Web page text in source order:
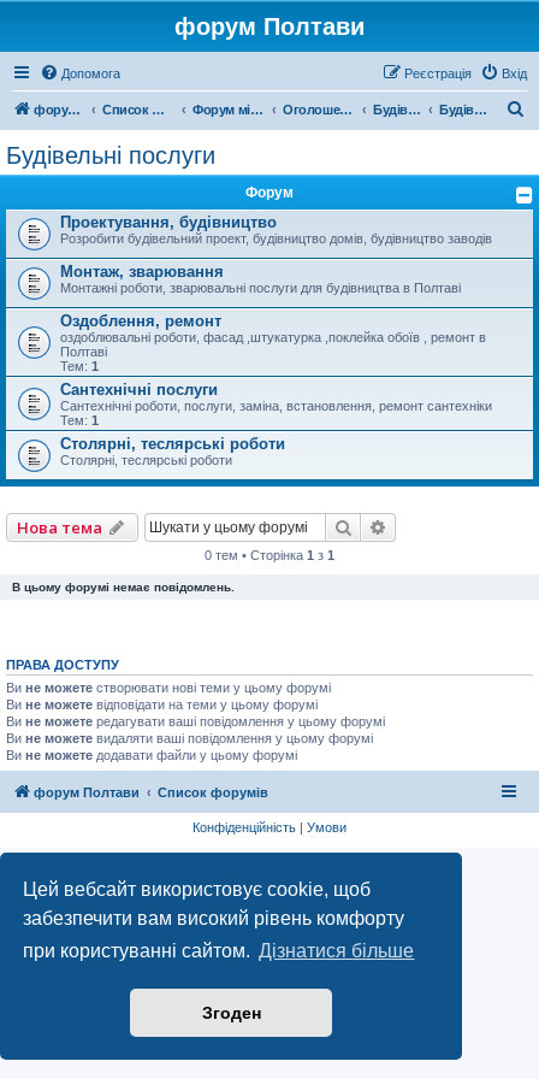
Цей вебсайт використовує cookie, щоб
забезпечити вам високий рівень комфорту
при користуванні сайтом. Дізнатися більше
Згоден
форум Полтави
Допомога Вхід
Реєстрація
форум Полтави Список форумів Форум міста Полтава Оголошення міста Полтава Будівництво Будівельні послуги
у
Будівельні послуги
Форум
Проектування, будівництво
Розробити будівельний проект, будівництво домів, будівництво заводів
Монтаж, зварювання
Монтажні роботи, зварювальні послуги для будівництва в Полтаві
Оздоблення, ремонт
оздоблювальні роботи, фасад ,штукатурка ,поклейка обоїв , ремонт в
Полтаві
Тем: 1
Сантехнічні послуги
Сантехнічні роботи, послуги, заміна, встановлення, ремонт сантехніки
Тем: 1
Столярні, теслярські роботи
Столярні, теслярські роботи
Нова тема Пошук
0 тем • Сторінка 1 з 1
В цьому форумі немає повідомлень.
ПРАВА ДОСТУПУ
Ви не можете створювати нові теми у цьому форумі
Ви не можете відповідати на теми у цьому форумі
Ви не можете редагувати ваші повідомлення у цьому форумі
Ви не можете видаляти ваші повідомлення у цьому форумі
Ви не можете додавати файли у цьому форумі
форум Полтави Список форумів
Конфіденційність | Умови